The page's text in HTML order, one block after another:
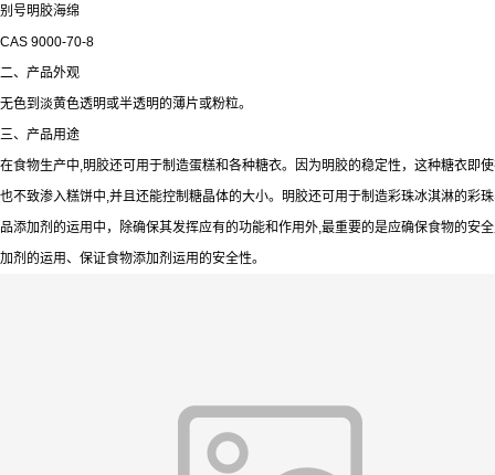
别号明胶海绵
CAS 9000-70-8
二、产品外观
无色到淡黄色透明或半透明的薄片或粉粒。
三、产品用途
在食物生产中,明胶还可用于制造蛋糕和各种糖衣。因为明胶的稳定性，这种糖衣即
也不致渗入糕饼中,并且还能控制糖晶体的大小。明胶还可用于制造彩珠冰淇淋的彩
品添加剂的运用中，除确保其发挥应有的功能和作用外,最重要的是应确保食物的安
加剂的运用、保证食物添加剂运用的安全性。